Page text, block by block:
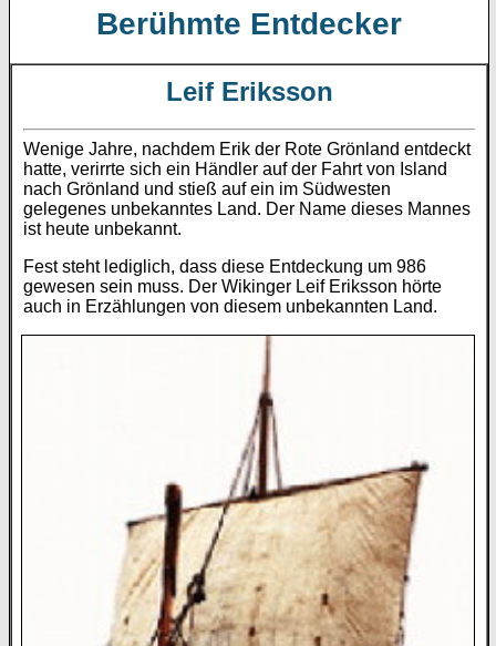
Berühmte Entdecker
Leif Eriksson
Wenige Jahre, nachdem Erik der Rote Grönland entdeckt
hatte, verirrte sich ein Händler auf der Fahrt von Island
nach Grönland und stieß auf ein im Südwesten
gelegenes unbekanntes Land. Der Name dieses Mannes
ist heute unbekannt.
Fest steht lediglich, dass diese Entdeckung um 986
gewesen sein muss. Der Wikinger Leif Eriksson hörte
auch in Erzählungen von diesem unbekannten Land.